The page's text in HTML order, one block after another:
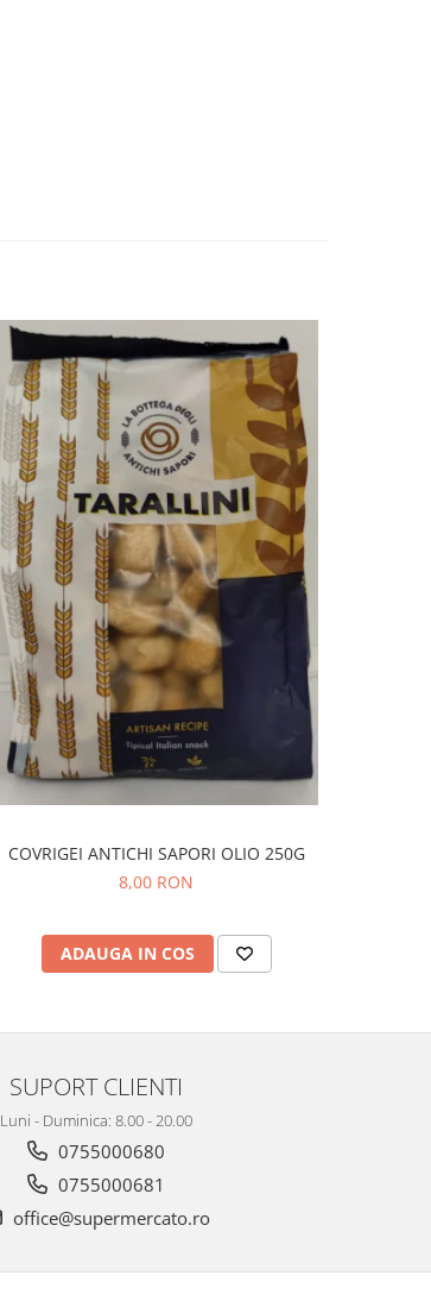
COVRIGEI ANTICHI SAPORI OLIO 250G
8,00 RON
ADAUGA IN COS
SUPORT CLIENTI
Luni - Duminica: 8.00 - 20.00
0755000680
0755000681
office@supermercato.ro